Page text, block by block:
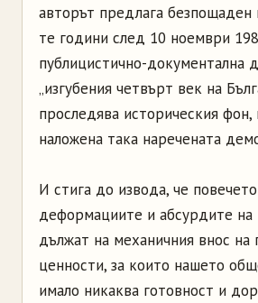
авторът предлага безпощаден
те години след 10 ноември
публицистично-документална
„изгубения четвърт век на
проследява историческия фон,
наложена така наречената
И стига до извода, че
деформациите и абсурдите
дължат на механичния внос на
ценности, за които нашето
имало никаква готовност и